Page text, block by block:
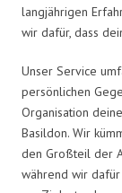
langjährigen
wir dafür, dass
Unser Service
persönlichen
Organisation
Basildon. Wir
den Großteil der
während wir dafür